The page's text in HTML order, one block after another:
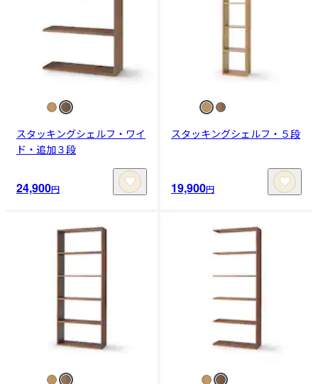
スタッキングシェルフ・ワイ
ド・追加３段
24,900円
スタッキングシェルフ・５段
19,900円